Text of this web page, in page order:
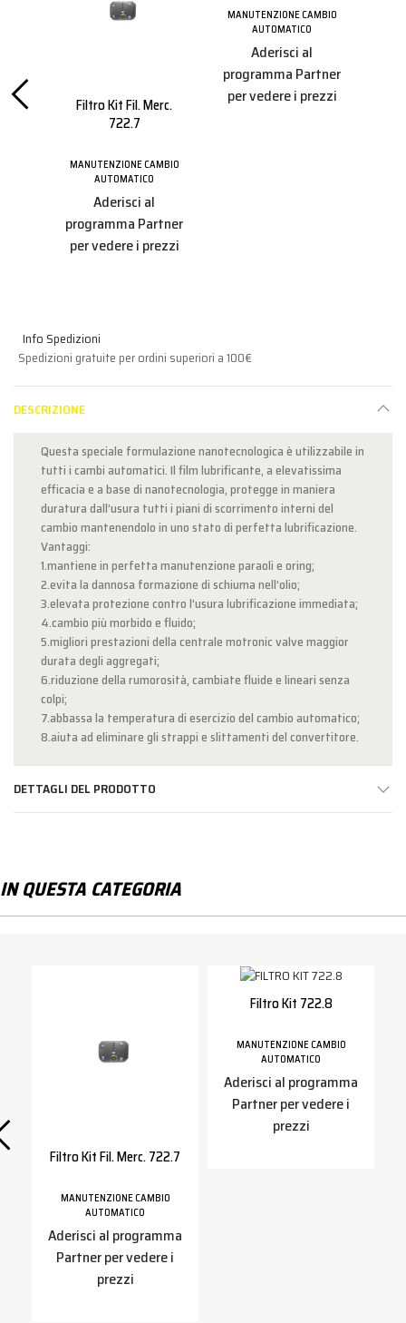
Filtro Kit Fil. Merc.
722.7
MANUTENZIONE CAMBIO
AUTOMATICO
Aderisci al
programma Partner
per vedere i prezzi
MANUTENZIONE CAMBIO
AUTOMATICO
Aderisci al
programma Partner
per vedere i prezzi
Info Spedizioni
Spedizioni gratuite per ordini superiori a 100€
DESCRIZIONE
Questa speciale formulazione nanotecnologica è utilizzabile in
tutti i cambi automatici. Il film lubrificante, a elevatissima
efficacia e a base di nanotecnologia, protegge in maniera
duratura dall’usura tutti i piani di scorrimento interni del
cambio mantenendolo in uno stato di perfetta lubrificazione.
Vantaggi:
1.mantiene in perfetta manutenzione paraoli e oring;
2.evita la dannosa formazione di schiuma nell’olio;
3.elevata protezione contro l’usura lubrificazione immediata;
4.cambio più morbido e fluido;
5.migliori prestazioni della centrale motronic valve maggior
durata degli aggregati;
6.riduzione della rumorosità, cambiate fluide e lineari senza
colpi;
7.abbassa la temperatura di esercizio del cambio automatico;
8.aiuta ad eliminare gli strappi e slittamenti del convertitore.
DETTAGLI DEL PRODOTTO
IN QUESTA CATEGORIA
Filtro Kit Fil. Merc. 722.7
MANUTENZIONE CAMBIO
AUTOMATICO
Aderisci al programma
Partner per vedere i
prezzi
Filtro Kit 722.8
MANUTENZIONE CAMBIO
AUTOMATICO
Aderisci al programma
Partner per vedere i
prezzi